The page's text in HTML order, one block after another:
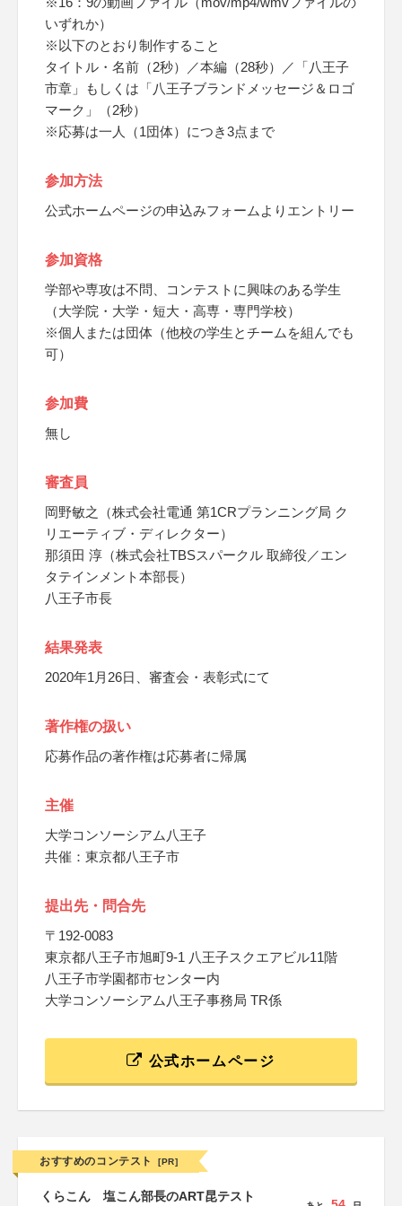
いずれか）
※以下のとおり制作すること
タイトル・名前（2秒）／本編（28秒）／「八王子
市章」もしくは「八王子ブランドメッセージ＆ロゴ
マーク」（2秒）
※応募は一人（1団体）につき3点まで
参加方法
公式ホームページの申込みフォームよりエントリー
参加資格
学部や専攻は不問、コンテストに興味のある学生
（大学院・大学・短大・高専・専門学校）
※個人または団体（他校の学生とチームを組んでも
可）
参加費
無し
審査員
岡野敏之（株式会社電通 第1CRプランニング局 ク
リエーティブ・ディレクター）
那須田 淳（株式会社TBSスパークル 取締役／エン
タテインメント本部長）
八王子市長
結果発表
2020年1月26日、審査会・表彰式にて
著作権の扱い
応募作品の著作権は応募者に帰属
主催
大学コンソーシアム八王子
共催：東京都八王子市
提出先・問合先
〒192-0083
東京都八王子市旭町9-1 八王子スクエアビル11階
八王子市学園都市センター内
大学コンソーシアム八王子事務局 TR係
公式ホームページ
おすすめのコンテスト [PR]
くらこん 塩こん部長のART昆テスト